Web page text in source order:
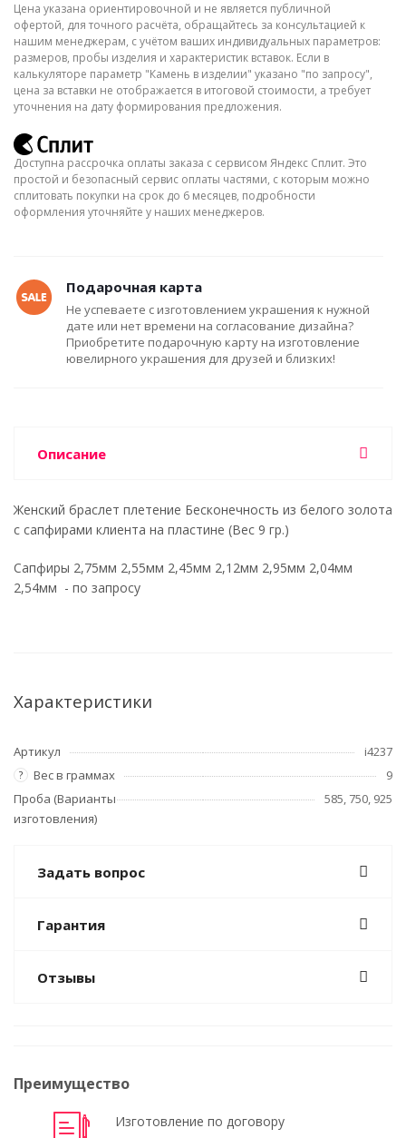
Цена указана ориентировочной и не является публичной
офертой, для точного расчёта, обращайтесь за консультацией к
нашим менеджерам, с учётом ваших индивидуальных параметров:
размеров, пробы изделия и характеристик вставок. Если в
калькуляторе параметр "Камень в изделии" указано "по запросу",
цена за вставки не отображается в итоговой стоимости, а требует
уточнения на дату формирования предложения.
Доступна рассрочка оплаты заказа с сервисом Яндекс Сплит. Это
простой и безопасный сервис оплаты частями, с которым можно
сплитовать покупки на срок до 6 месяцев, подробности
оформления уточняйте у наших менеджеров.
Подарочная карта
Не успеваете с изготовлением украшения к нужной
дате или нет времени на согласование дизайна?
Приобретите подарочную карту на изготовление
ювелирного украшения для друзей и близких!
Описание
Женский браслет плетение Бесконечность из белого золота
с сапфирами клиента на пластине (Вес 9 гр.)
Сапфиры 2,75мм 2,55мм 2,45мм 2,12мм 2,95мм 2,04мм
2,54мм - по запросу
Характеристики
Артикул i4237
? Вес в граммах
9
Проба (Варианты
изготовления)
585, 750, 925
Задать вопрос
Гарантия
Отзывы
Преимущество
Изготовление по договору